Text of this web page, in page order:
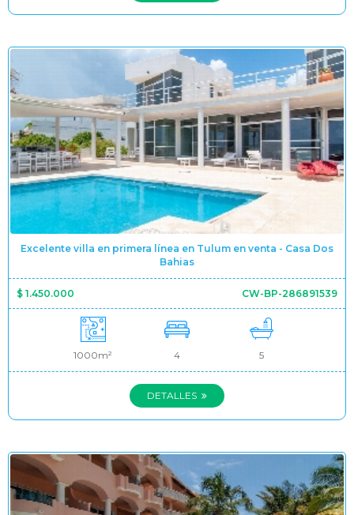
Excelente villa en primera línea en Tulum en venta - Casa Dos
Bahias
$ 1.450.000 CW-BP-286891539
1000m² 4 5
DETALLES